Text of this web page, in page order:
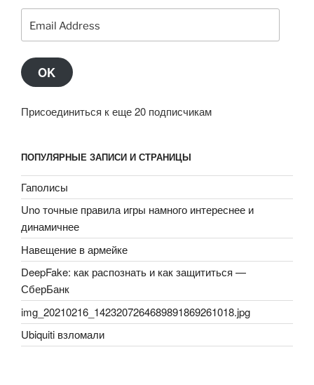
Address
OK
Присоединиться к еще 20 подписчикам
ПОПУЛЯРНЫЕ ЗАПИСИ И СТРАНИЦЫ
Гаполисы
Uno точные правила игры намного интереснее и
динамичнее
Навещение в армейке
DeepFake: как распознать и как защититься —
СберБанк
img_20210216_1423207264689891869261018.jpg
Ubiquiti взломали